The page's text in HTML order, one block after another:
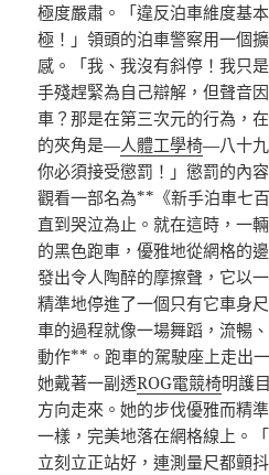
極度嚴肅。「違反泊車維度基
極！」領頭的泊車警察用一個
感。「我、我沒有斜停！我只
手殘趕緊為自己辯解，但聲音
車？那是在第三次元的行為，
的夾角是—人體工學椅—八十九
你必須接受懲罰！」懲罰的內
觀看一部名為**《新手泊車七
直到哭泣為止。就在這時，一
的黑色跑車，優雅地從網格的
發出令人陶醉的摩擦聲，它以
精準地停進了一個只有它車身
車的過程就像一場舞蹈，流暢
動作**。跑車的駕駛座上走出
她戴著一副透ROG電競椅明護
方向走來。她的步伐優雅而精
一樣，完美地落在網格線上。
立刻立正站好，連測量尺都顫